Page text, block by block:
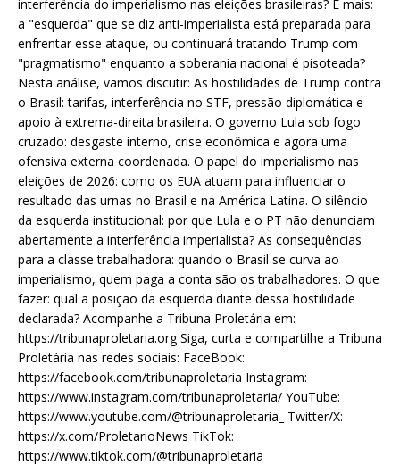
interferência do imperialismo nas eleições brasileiras? E mais:
a "esquerda" que se diz anti-imperialista está preparada para
enfrentar esse ataque, ou continuará tratando Trump com
"pragmatismo" enquanto a soberania nacional é pisoteada?
Nesta análise, vamos discutir: As hostilidades de Trump contra
o Brasil: tarifas, interferência no STF, pressão diplomática e
apoio à extrema-direita brasileira. O governo Lula sob fogo
cruzado: desgaste interno, crise econômica e agora uma
ofensiva externa coordenada. O papel do imperialismo nas
eleições de 2026: como os EUA atuam para influenciar o
resultado das urnas no Brasil e na América Latina. O silêncio
da esquerda institucional: por que Lula e o PT não denunciam
abertamente a interferência imperialista? As consequências
para a classe trabalhadora: quando o Brasil se curva ao
imperialismo, quem paga a conta são os trabalhadores. O que
fazer: qual a posição da esquerda diante dessa hostilidade
declarada? Acompanhe a Tribuna Proletária em:
https://tribunaproletaria.org Siga, curta e compartilhe a Tribuna
Proletária nas redes sociais: FaceBook:
https://facebook.com/tribunaproletaria Instagram:
https://www.instagram.com/tribunaproletaria/ YouTube:
https://www.youtube.com/@tribunaproletaria_ Twitter/X:
https://x.com/ProletarioNews TikTok:
https://www.tiktok.com/@tribunaproletaria